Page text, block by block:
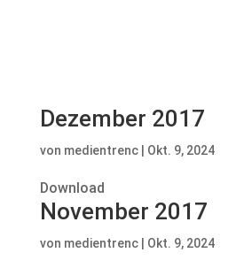
Dezember 2017
von medientrenc| Okt. 9, 2024
Download
November 2017
von medientrenc| Okt. 9, 2024